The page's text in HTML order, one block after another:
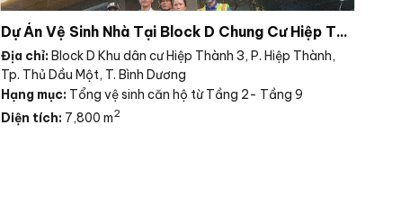
Dự Án Vệ Sinh Nhà Tại Block D Chung Cư Hiệp Thành 3 Bình Dương
Địa chỉ: Block D Khu dân cư Hiệp Thành 3, P. Hiệp Thành,
Tp. Thủ Dầu Một, T. Bình Dương
Hạng mục: Tổng vệ sinh căn hộ từ Tầng 2- Tầng 9
Diện tích: 7,800 m2